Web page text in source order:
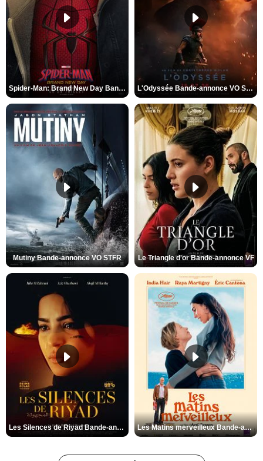
Spider-Man: Brand New Day Bande-annonce VO STFR L'Odyssée Bande-annonce VO STFR
Mutiny Bande-annonce VO STFR Le Triangle d'or Bande-annonce VF
Les Silences de Riyad Bande-annonce VO STFR Les Matins merveilleux Bande-annonce VF